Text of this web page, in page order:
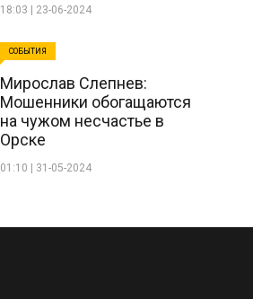
18:03 | 23-06-2024
СОБЫТИЯ
Мирослав Слепнев:
Мошенники обогащаются
на чужом несчастье в
Орске
01:10 | 31-05-2024